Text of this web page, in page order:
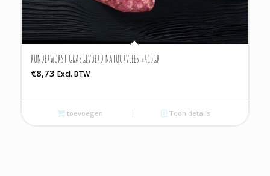
RUNDERWORST GRASGEVOERD NATUURVLEES ±410GR
€8,73 Excl. BTW
toevoegen Toon details